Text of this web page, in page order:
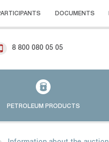
DOCUMENTS
8 800 080 05 05
PETROLEUM PRODUCTS